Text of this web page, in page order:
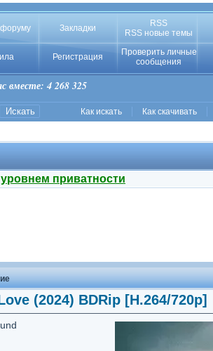
форуму Закладки
RSS
RSS новые темы
Регистрация
Проверить личные
сообщения
вместе: 4 268 325
Как искать Как скачивать
приватности
(2024) BDRip [H.264/720p]